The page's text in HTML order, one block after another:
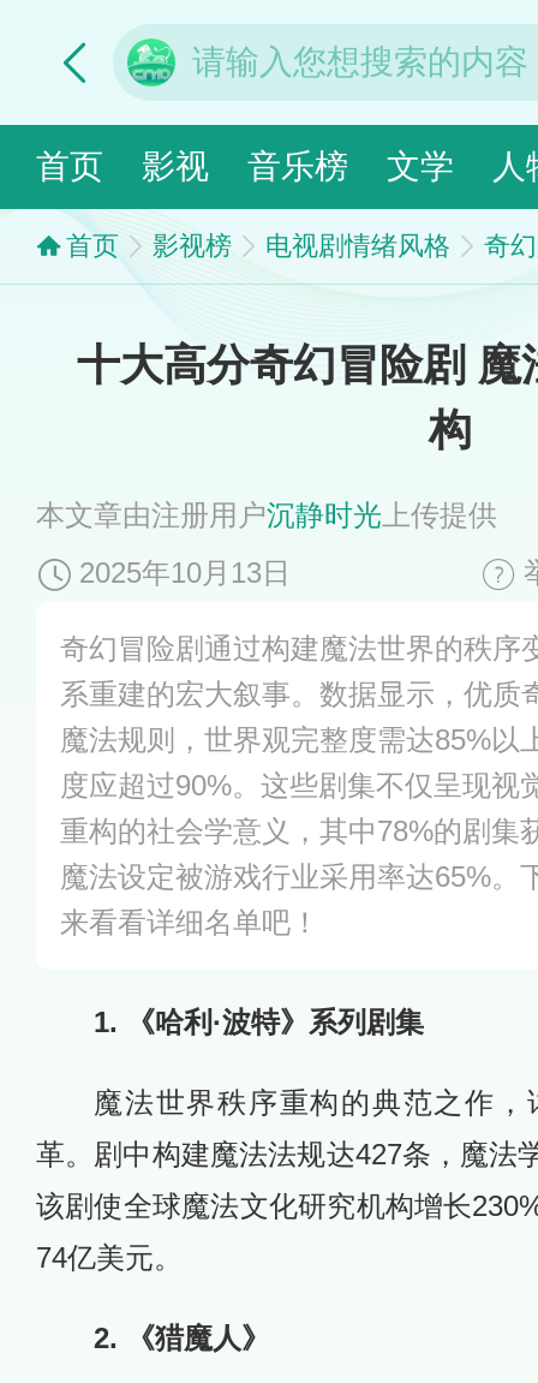
首页 影视 音乐榜 文学 人
首页 影视榜 电视剧情绪风格 奇
十大高分奇幻冒险剧 魔
构
本文章由注册用户沉静时光 上传提供
2025年10月13日
奇幻冒险剧通过构建魔法世界的秩序
系重建的宏大叙事。数据显示，优质
魔法规则，世界观完整度需达85%以
度应超过90%。这些剧集不仅呈现视
重构的社会学意义，其中78%的剧集
魔法设定被游戏行业采用率达65%。
来看看详细名单吧！
1. 《哈利·波特》系列剧集
魔法世界秩序重构的典范之作
革。剧中构建魔法法规达427条，魔法
该剧使全球魔法文化研究机构增长
74亿美元。
2. 《猎魔人》